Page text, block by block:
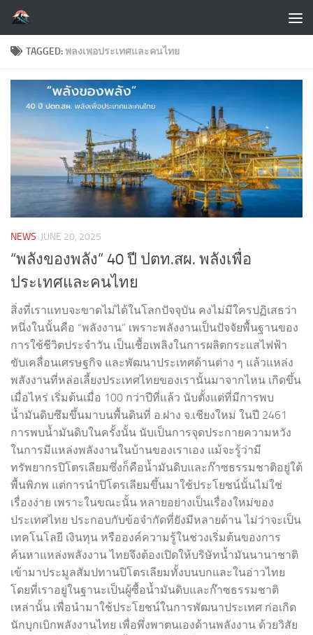
Skip to content
TAGGED:พลงเพอประเทศและคนไทย
NEWS JUNE 20, 2025
“พลังของพลัง” 40 ปี ปตท.สผ. พลังเพื่อ
ประเทศและคนไทย
สิ่งที่เราแทบจะขาดไม่ได้ในโลกปัจจุบัน คงไม่มีใครปฏิเสธว่า
หนึ่งในนั้นคือ “พลังงาน” เพราะพลังงานเป็นปัจจัยพื้นฐานของ
การใช้ชีวิตประจำวัน เป็นเชื้อเพลิงในการผลิตกระแสไฟฟ้า
ขับเคลื่อนเศรษฐกิจ และพัฒนาประเทศด้านต่าง ๆ แล้วแหล่ง
พลังงานที่หล่อเลี้ยงประเทศไทยของเรานั้นมาจากไหน เกิดขึ้น
เมื่อไหร่ เริ่มต้นเมื่อ 100 กว่าปีที่แล้ว นับตั้งแต่ที่มีการพบ
น้ำมันดิบซึมขึ้นมาบนพื้นดินที่ อ.ฝาง จ.เชียงใหม่ ในปี 2461
การพบน้ำมันดิบในครั้งนั้น นับเป็นการจุดประกายความหวัง
ในการมีแหล่งพลังงานในบ้านของเราเอง แม้จะรู้ว่ามี
ทรัพยากรปิโตรเลียมซึ่งก็คือน้ำมันดิบและก๊าซธรรมชาติอยู่ใต้
พื้นพิภพ แต่การนำปิโตรเลียมขึ้นมาใช้ประโยชน์นั้นไม่ใช่
เรื่องง่าย เพราะในขณะนั้น หลายอย่างเป็นเรื่องใหม่ของ
ประเทศไทย ประกอบกับข้อจำกัดที่ยังมีหลายด้าน ไม่ว่าจะเป็น
เทคโนโลยี เงินทุน หรือองค์ความรู้ในช่วงเริ่มต้นของการ
ค้นหาแหล่งพลังงาน ไทยจึงต้องเปิดให้บริษัทน้ำมันนานาชาติ
เข้ามาประมูลสัมปทานปิโตรเลียมทั้งบนบกและในอ่าวไทย
โดยที่เราอยู่ในฐานะเป็นผู้ซื้อน้ำมันดิบและก๊าซธรรมชาติ
เหล่านั้น เพื่อนำมาใช้ประโยชน์ในการพัฒนาประเทศ ก่อเกิด
นักบุกเบิกพลังงานไทย เพื่อพึ่งพาตนเองด้านพลังงาน ด้วยวิสัย